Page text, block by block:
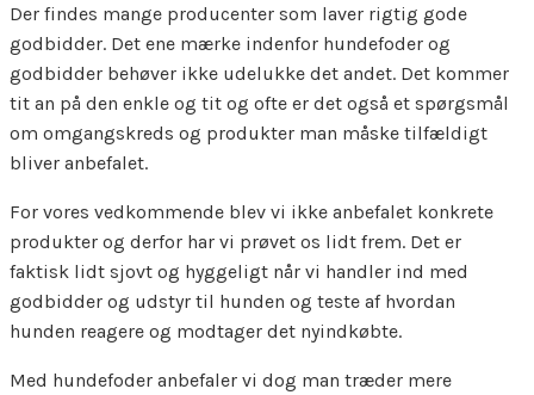
Der findes mange producenter som laver rigtig gode
godbidder. Det ene mærke indenfor hundefoder og
godbidder behøver ikke udelukke det andet. Det kommer
tit an på den enkle og tit og ofte er det også et spørgsmål
om omgangskreds og produkter man måske tilfældigt
bliver anbefalet.
For vores vedkommende blev vi ikke anbefalet konkrete
produkter og derfor har vi prøvet os lidt frem. Det er
faktisk lidt sjovt og hyggeligt når vi handler ind med
godbidder og udstyr til hunden og teste af hvordan
hunden reagere og modtager det nyindkøbte.
Med hundefoder anbefaler vi dog man træder mere